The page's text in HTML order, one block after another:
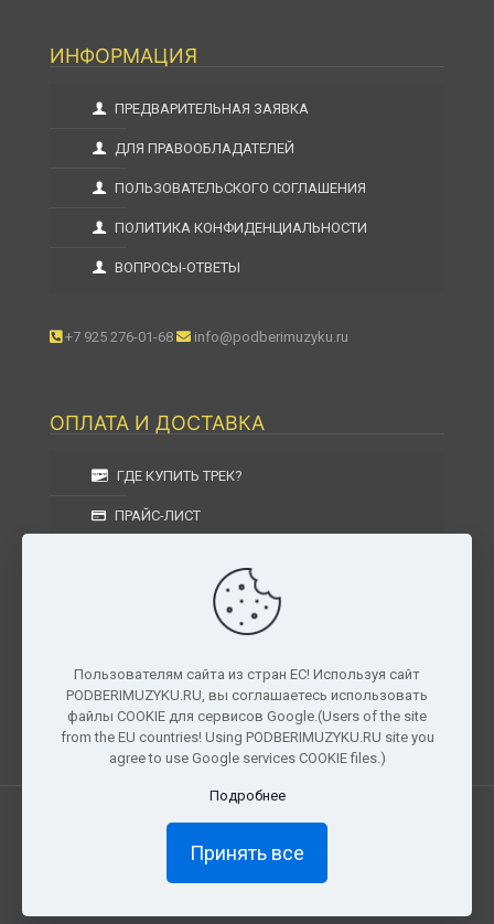
ИНФОРМАЦИЯ
ПРЕДВАРИТЕЛЬНАЯ ЗАЯВКА
ДЛЯ ПРАВООБЛАДАТЕЛЕЙ
ПОЛЬЗОВАТЕЛЬСКОГО СОГЛАШЕНИЯ
ПОЛИТИКА КОНФИДЕНЦИАЛЬНОСТИ
ВОПРОСЫ-ОТВЕТЫ
+7 925 276-01-68 info@podberimuzyku.ru
ОПЛАТА И ДОСТАВКА
ГДЕ КУПИТЬ ТРЕК?
ПРАЙС-ЛИСТ
УСЛОВИЯ ДОСТАВКИ
УСЛОВИЯ ВОЗВРАТА
г. Москва, Московская область, Центральный
федеральный округ, РФ, Россия
Все права защищены. © 2026 PODBERIMUZYKU.RU
Пользователям сайта из стран ЕС! Используя сайт
PODBERIMUZYKU.RU, вы соглашаетесь использовать
файлы COOKIE для сервисов Google.(Users of the site
from the EU countries! Using PODBERIMUZYKU.RU site you
agree to use Google services COOKIE files.)
Подробнее
Принять все